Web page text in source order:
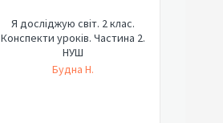
Я досліджую світ. 2 клас.
Конспекти уроків. Частина 2.
НУШ
Будна Н.